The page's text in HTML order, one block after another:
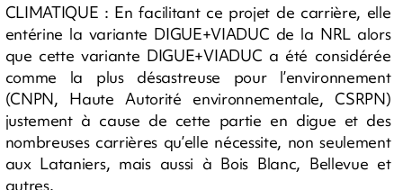
CLIMATIQUE : En facilitant ce projet de carrière, elle
entérine la variante DIGUE+VIADUC de la NRL alors
que cette variante DIGUE+VIADUC a été considérée
comme la plus désastreuse pour l’environnement
(CNPN, Haute Autorité environnementale, CSRPN)
justement à cause de cette partie en digue et des
nombreuses carrières qu’elle nécessite, non seulement
aux Lataniers, mais aussi à Bois Blanc, Bellevue et
autres.